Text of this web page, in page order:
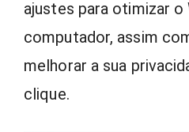
ajustes para otimizar o
computador, assim
melhorar a sua
clique.